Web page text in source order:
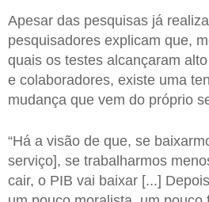
Apesar das pesquisas já
pesquisadores explicam que,
quais os testes alcançaram
e colaboradores, existe uma
mudança que vem do próprio
“Há a visão de que, se
serviço], se trabalharmos
cair, o PIB vai baixar [...]